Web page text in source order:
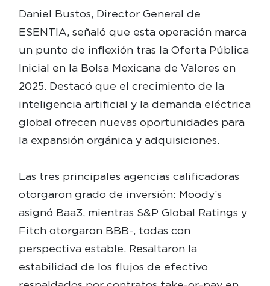
Daniel Bustos, Director General de
ESENTIA, señaló que esta operación marca
un punto de inflexión tras la Oferta Pública
Inicial en la Bolsa Mexicana de Valores en
2025. Destacó que el crecimiento de la
inteligencia artificial y la demanda eléctrica
global ofrecen nuevas oportunidades para
la expansión orgánica y adquisiciones.
Las tres principales agencias calificadoras
otorgaron grado de inversión: Moody’s
asignó Baa3, mientras S&P Global Ratings y
Fitch otorgaron BBB-, todas con
perspectiva estable. Resaltaron la
estabilidad de los flujos de efectivo